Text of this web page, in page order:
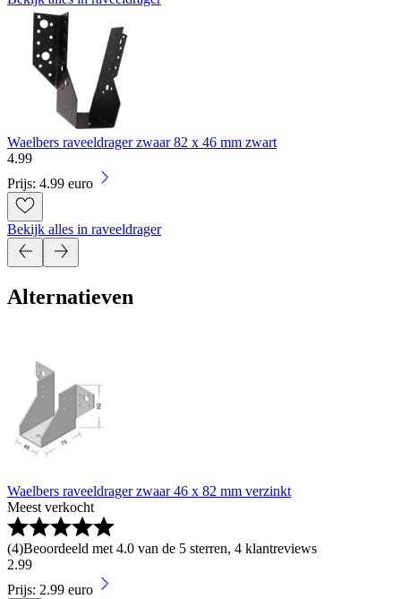
Waelbers raveeldrager zwaar 82 x 46 mm zwart
4.99
Prijs: 4.99 euro
Bekijk alles in raveeldrager
Alternatieven
Waelbers raveeldrager zwaar 46 x 82 mm verzinkt
Meest verkocht
(4)Beoordeeld met 4.0 van de 5 sterren, 4 klantreviews
2.99
Prijs: 2.99 euro